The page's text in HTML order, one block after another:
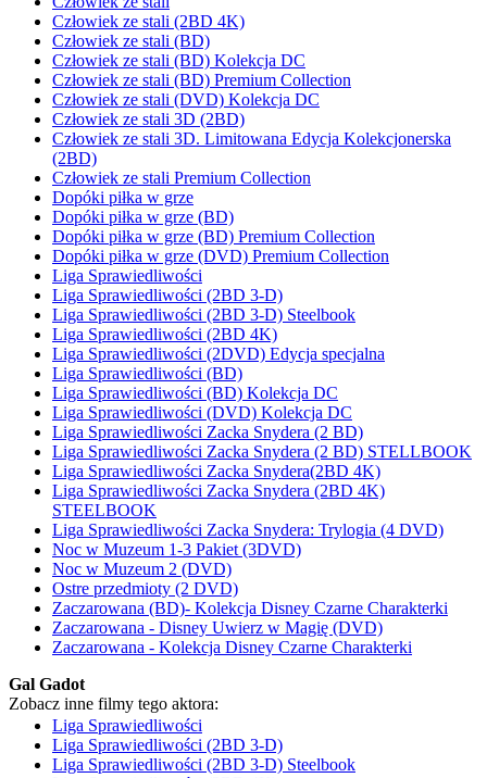
Człowiek ze stali (2BD 4K)
Człowiek ze stali (BD)
Człowiek ze stali (BD) Kolekcja DC
Człowiek ze stali (BD) Premium Collection
Człowiek ze stali (DVD) Kolekcja DC
Człowiek ze stali 3D (2BD)
Człowiek ze stali 3D. Limitowana Edycja Kolekcjonerska
(2BD)
Człowiek ze stali Premium Collection
Dopóki piłka w grze
Dopóki piłka w grze (BD)
Dopóki piłka w grze (BD) Premium Collection
Dopóki piłka w grze (DVD) Premium Collection
Liga Sprawiedliwości
Liga Sprawiedliwości (2BD 3-D)
Liga Sprawiedliwości (2BD 3-D) Steelbook
Liga Sprawiedliwości (2BD 4K)
Liga Sprawiedliwości (2DVD) Edycja specjalna
Liga Sprawiedliwości (BD)
Liga Sprawiedliwości (BD) Kolekcja DC
Liga Sprawiedliwości (DVD) Kolekcja DC
Liga Sprawiedliwości Zacka Snydera (2 BD)
Liga Sprawiedliwości Zacka Snydera (2 BD) STELLBOOK
Liga Sprawiedliwości Zacka Snydera(2BD 4K)
Liga Sprawiedliwości Zacka Snydera (2BD 4K)
STEELBOOK
Liga Sprawiedliwości Zacka Snydera: Trylogia (4 DVD)
Noc w Muzeum 1-3 Pakiet (3DVD)
Noc w Muzeum 2 (DVD)
Ostre przedmioty (2 DVD)
Zaczarowana (BD)- Kolekcja Disney Czarne Charakterki
Zaczarowana - Disney Uwierz w Magię (DVD)
Zaczarowana - Kolekcja Disney Czarne Charakterki
Gal Gadot
Zobacz inne filmy tego aktora:
Liga Sprawiedliwości
Liga Sprawiedliwości (2BD 3-D)
Liga Sprawiedliwości (2BD 3-D) Steelbook